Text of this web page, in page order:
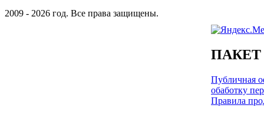
2009 - 2026 год. Все права защищены.
Публичная
обаботку
Правила